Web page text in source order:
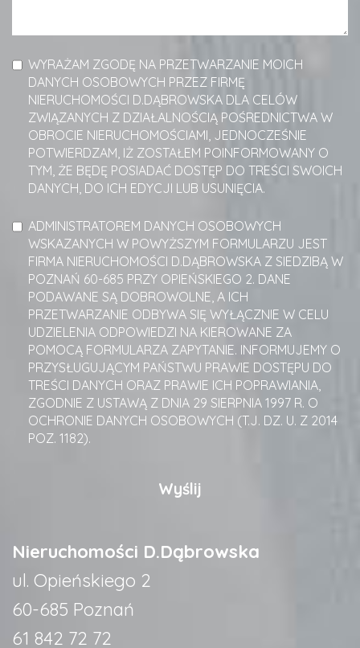
WYRAŻAM ZGODĘ NA PRZETWARZANIE MOICH
DANYCH OSOBOWYCH PRZEZ FIRMĘ
NIERUCHOMOŚCI D.DĄBROWSKA DLA CELÓW
ZWIĄZANYCH Z DZIAŁALNOŚCIĄ POŚREDNICTWA W
OBROCIE NIERUCHOMOŚCIAMI, JEDNOCZEŚNIE
POTWIERDZAM, IŻ ZOSTAŁEM POINFORMOWANY O
TYM, ŻE BĘDĘ POSIADAĆ DOSTĘP DO TREŚCI SWOICH
DANYCH, DO ICH EDYCJI LUB USUNIĘCIA.
ADMINISTRATOREM DANYCH OSOBOWYCH
WSKAZANYCH W POWYŻSZYM FORMULARZU JEST
FIRMA NIERUCHOMOŚCI D.DĄBROWSKA Z SIEDZIBĄ W
POZNAŃ 60-685 PRZY OPIEŃSKIEGO 2. DANE
PODAWANE SĄ DOBROWOLNE, A ICH
PRZETWARZANIE ODBYWA SIĘ WYŁĄCZNIE W CELU
UDZIELENIA ODPOWIEDZI NA KIEROWANE ZA
POMOCĄ FORMULARZA ZAPYTANIE. INFORMUJEMY O
PRZYSŁUGUJĄCYM PAŃSTWU PRAWIE DOSTĘPU DO
TREŚCI DANYCH ORAZ PRAWIE ICH POPRAWIANIA,
ZGODNIE Z USTAWĄ Z DNIA 29 SIERPNIA 1997 R. O
OCHRONIE DANYCH OSOBOWYCH (T.J. DZ. U. Z 2014
POZ. 1182).
Nieruchomości D.Dąbrowska
ul. Opieńskiego 2
60-685 Poznań
61 842 72 72